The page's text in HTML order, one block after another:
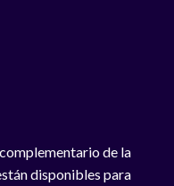
de la
disponibles para